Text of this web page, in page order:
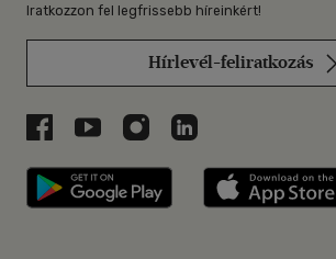
Iratkozzon fel legfrissebb híreinkért!
Hírlevél-feliratkozás
Libri a Facebookon
Libri a Youtube-on
Libri az Instagramon
Libri a LinkedInen
Libri applikáció